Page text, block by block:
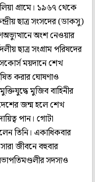
গ্রামে। ১৯৬৭ থেকে
ছাত্র সংসদের (ডাকসু)
অংশ নেওয়ার
ছাত্র সংগ্রাম পরিষদের
ময়দানে শেখ
করার ঘোষণাও
মুজিব বাহিনীর
জন্ম হলে শেখ
পান। গোটা
তিনি। একাধিকবার
জীবনে বহুবার
সদস্যও